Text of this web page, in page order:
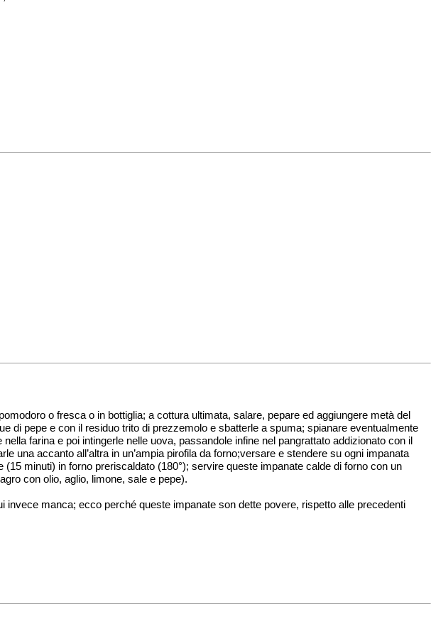
o fresca o in bottiglia; a cottura ultimata, salare, pepare ed aggiungere metà del
di pepe e con il residuo trito di prezzemolo e sbatterle a spuma; spianare eventualmente
farina e poi intingerle nelle uova, passandole infine nel pangrattato addizionato con il
una accanto all’altra in un’ampia pirofila da forno;versare e stendere su ogni impanata
minuti) in forno preriscaldato (180°); servire queste impanate calde di forno con un
con olio, aglio, limone, sale e pepe).
manca; ecco perché queste impanate son dette povere, rispetto alle precedenti